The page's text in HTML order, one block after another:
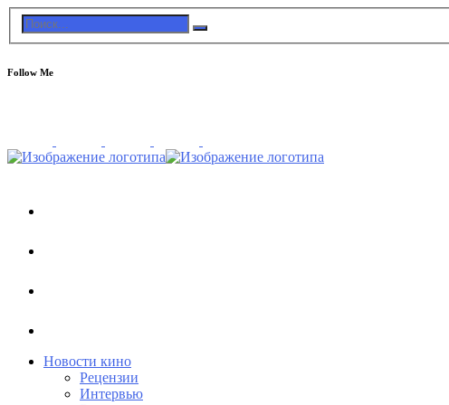
Follow Me
Новости кино
Рецензии
Интервью